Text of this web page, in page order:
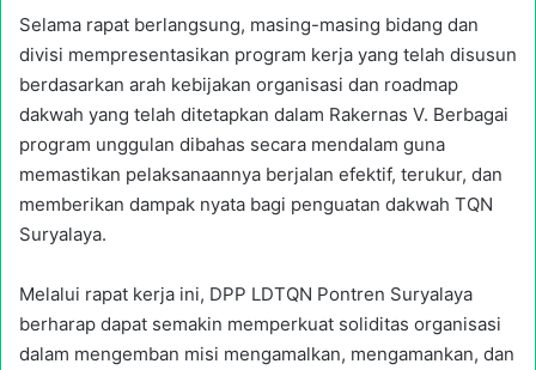
Selama rapat berlangsung, masing-masing bidang dan
divisi mempresentasikan program kerja yang telah disusun
berdasarkan arah kebijakan organisasi dan roadmap
dakwah yang telah ditetapkan dalam Rakernas V. Berbagai
program unggulan dibahas secara mendalam guna
memastikan pelaksanaannya berjalan efektif, terukur, dan
memberikan dampak nyata bagi penguatan dakwah TQN
Suryalaya.
Melalui rapat kerja ini, DPP LDTQN Pontren Suryalaya
berharap dapat semakin memperkuat soliditas organisasi
dalam mengemban misi mengamalkan, mengamankan, dan